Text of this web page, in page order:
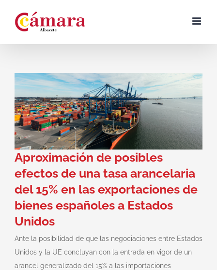
content
Aproximación de posibles
efectos de una tasa arancelaria
del 15% en las exportaciones de
bienes españoles a Estados
Unidos
Ante la posibilidad de que las negociaciones entre Estados
Unidos y la UE concluyan con la entrada en vigor de un
arancel generalizado del 15% a las importaciones